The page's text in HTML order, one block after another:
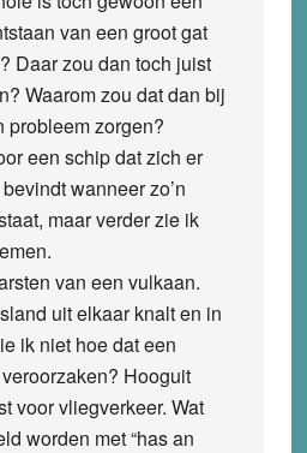
van een groot gat
Daar zou dan toch juist
Waarom zou dat dan bij
probleem zorgen?
een schip dat zich er
wanneer zo’n
maar verder zie ik
van een vulkaan.
uit elkaar knalt en in
ik niet hoe dat een
Hooguit
voor vliegverkeer. Wat
worden met “has an